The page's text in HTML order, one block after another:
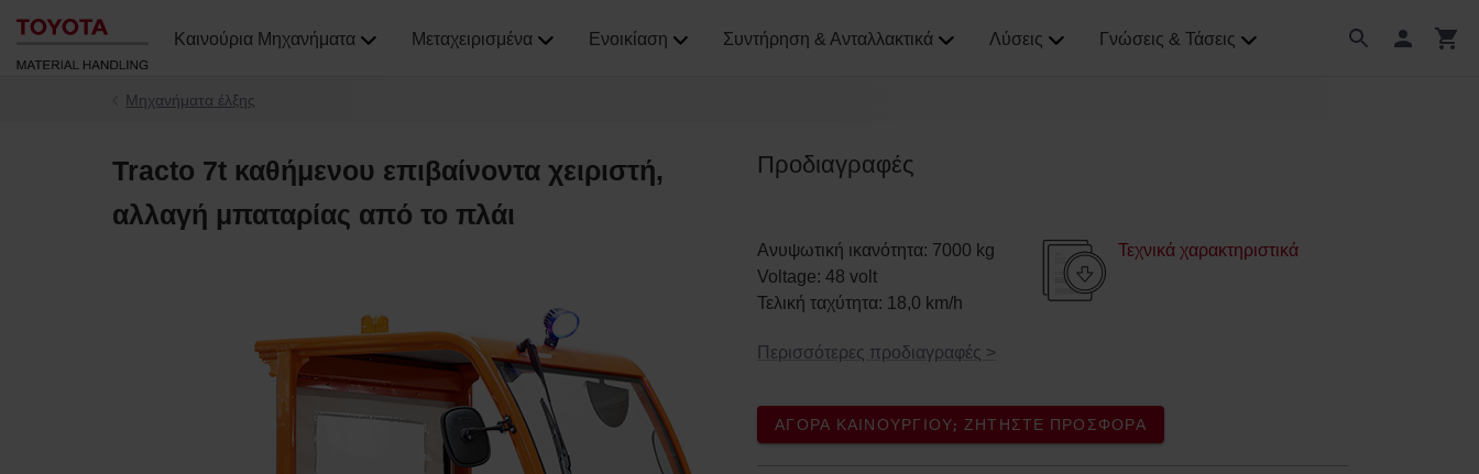
Καινούρια Μηχανήματα Μεταχειρισμένα Ενοικίαση Συντήρηση & Ανταλλακτικά Λύσεις Γνώσεις & Τάσεις
Μηχανήματα έλξης
Tracto 7t καθήμενου επιβαίνοντα χειριστή,
αλλαγή μπαταρίας από το πλάι
Προδιαγραφές
Ανυψωτική ικανότητα: 7000 kg
Voltage: 48 volt
Τελική ταχύτητα: 18,0 km/h
Τεχνικά χαρακτηριστικά
Περισσότερες προδιαγραφές >
ΑΓΟΡΆ ΚΑΙΝΟΎΡΓΙΟΥ; ΖΗΤΉΣΤΕ ΠΡΟΣΦΟΡΆ